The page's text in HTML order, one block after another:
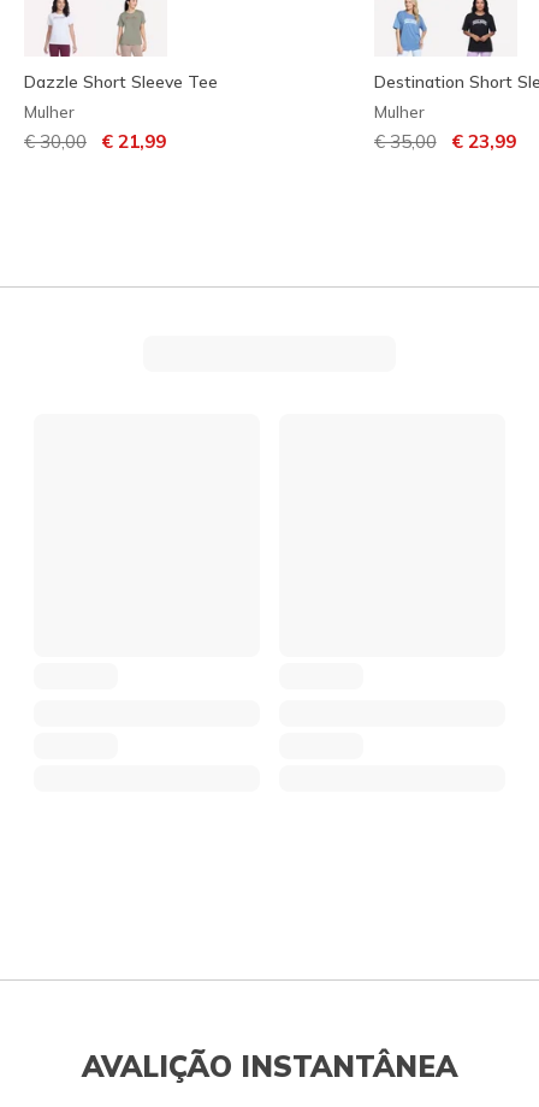
Dazzle Short Sleeve Tee
Mulher
Preço com desconto de
€ 30,00 para
€ 21,99
Destination Short
Mulher
Preço com
€ 35,00para
€ 23,99
AVALIÇÃO INSTANTÂNEA